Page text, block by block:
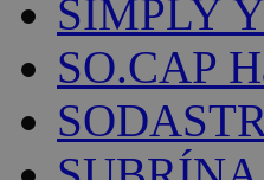
SIMPLY
SO.CAP